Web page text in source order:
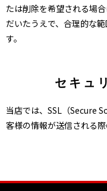
たは削除を希望される場
だいたうえで、合理的な
す。
セキュ
当店では、SSL（Secure
客様の情報が送信される